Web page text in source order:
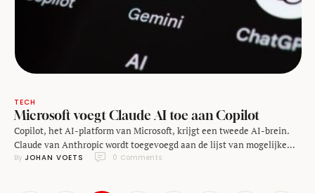
TECH
Microsoft voegt Claude AI toe aan Copilot
Copilot, het AI-platform van Microsoft, krijgt een tweede AI-brein.
Claude van Anthropic wordt toegevoegd aan de lijst van mogelijke
AI-modellen om je vraag of opdracht op af te vuren. En daar zit
By JOHAN VOETS 0 Comments